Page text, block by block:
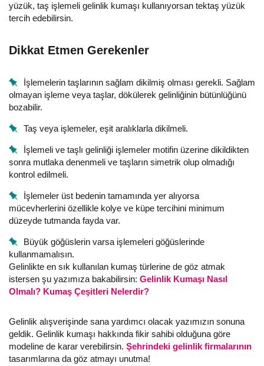
yüzük, taş işlemeli gelinlik kumaşı kullanıyorsan tektaş yüzük
tercih edebilirsin.
Dikkat Etmen Gerekenler
İşlemelerin taşlarının sağlam dikilmiş olması gerekli. Sağlam
olmayan işleme veya taşlar, dökülerek gelinliğinin bütünlüğünü
bozabilir.
Taş veya işlemeler, eşit aralıklarla dikilmeli.
İşlemeli ve taşlı gelinliği işlemeler motifin üzerine dikildikten
sonra mutlaka denenmeli ve taşların simetrik olup olmadığı
kontrol edilmeli.
İşlemeler üst bedenin tamamında yer alıyorsa
mücevherlerini özellikle kolye ve küpe tercihini minimum
düzeyde tutmanda fayda var.
Büyük göğüslerin varsa işlemeleri göğüslerinde
kullanmamalısın.
Gelinlikte en sık kullanılan kumaş türlerine de göz atmak
istersen şu yazımıza bakabilirsin: Gelinlik Kumaşı Nasıl
Olmalı? Kumaş Çeşitleri Nelerdir?
Gelinlik alışverişinde sana yardımcı olacak yazımızın sonuna
geldik. Gelinlik kumaşı hakkında fikir sahibi olduğuna göre
modeline de karar verebilirsin. Şehrindeki gelinlik firmalarının
tasarımlarına da göz atmayı unutma!